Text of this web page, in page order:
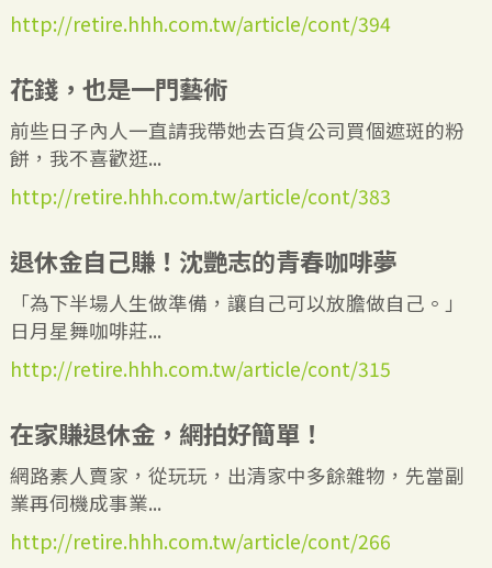
http://retire.hhh.com.tw/article/cont/394
花錢，也是一門藝術
前些日子內人一直請我帶她去百貨公司買個遮斑的粉
餅，我不喜歡逛...
http://retire.hhh.com.tw/article/cont/383
退休金自己賺！沈艷志的青春咖啡夢
「為下半場人生做準備，讓自己可以放膽做自己。」
日月星舞咖啡莊...
http://retire.hhh.com.tw/article/cont/315
在家賺退休金，網拍好簡單！
網路素人賣家，從玩玩，出清家中多餘雜物，先當副
業再伺機成事業...
http://retire.hhh.com.tw/article/cont/266